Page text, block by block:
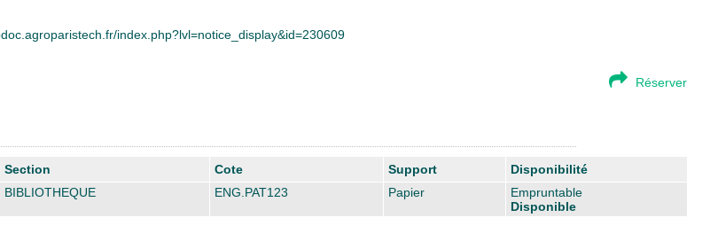
index.php?lvl=notice_display&id=230609
Réserver
Section Cote Support
Disponibilité
BIBLIOTHEQUE ENG.PAT123 Papier
Empruntable
Disponible